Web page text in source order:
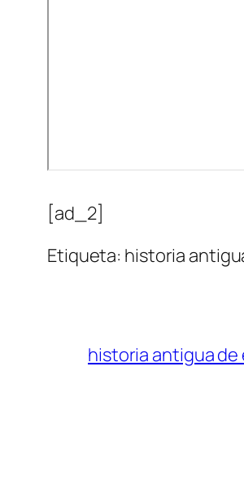
[ad_2]
Etiqueta: historia
historia antigua de